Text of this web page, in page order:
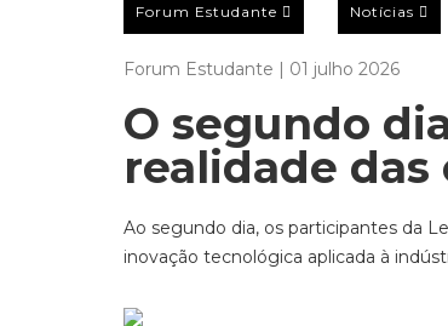
Forum Estudante Notícias
Forum Estudante | 01 julho 2026
O segundo
realidade das
Ao segundo dia, os participantes da
inovação tecnológica aplicada à